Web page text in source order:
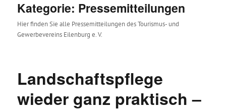
Kategorie: Pressemitteilungen
Hier finden Sie alle Pressemitteilungen des Tourismus- und
Gewerbevereins Eilenburg e. V.
Landschaftspflege
wieder ganz praktisch –